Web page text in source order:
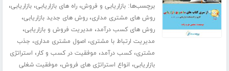
برچسب‌ها:بازاریابی و فروش،راه های بازاریابی،بازاریابی،
روش های مشتری مداری،روش های جدید بازاریابی،
روش های کسب درآمد، مدیریت فروش و بازاریابی،
مدیریت ارتباط با مشتری، اصول مشتری مداری، جذب
مشتری،کسب درآمد، موفقیت در کسب و کار، استراتژی
بازاریابی، انواع استراتژی های فروش، موفقیت شغلی